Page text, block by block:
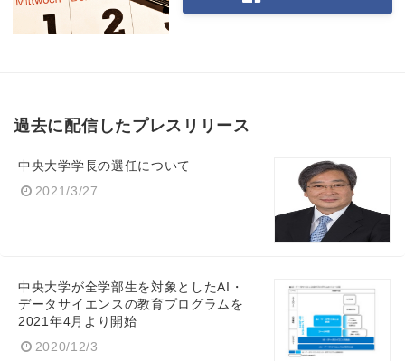
過去に配信したプレスリリース
中央大学学長の選任について
2021/3/27
中央大学が全学部生を対象としたAI・
データサイエンスの教育プログラムを
2021年4月より開始
2020/12/3